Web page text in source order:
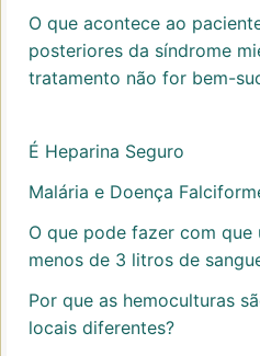
O que acontece ao
posteriores da síndrome
tratamento não for bem-
É Heparina Seguro
Malária e Doença
O que pode fazer com que
menos de 3 litros de
Por que as hemoculturas
locais diferentes?